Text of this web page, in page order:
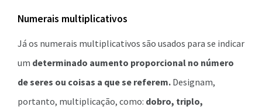
Numerais multiplicativos
Já os numerais multiplicativos são usados para se indicar
um determinado aumento proporcional no número
de seres ou coisas a que se referem. Designam,
portanto, multiplicação, como: dobro, triplo,